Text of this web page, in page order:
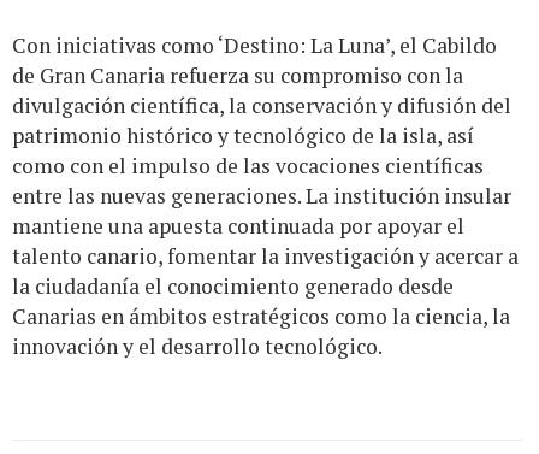
Con iniciativas como ‘Destino: La Luna’, el Cabildo
de Gran Canaria refuerza su compromiso con la
divulgación científica, la conservación y difusión del
patrimonio histórico y tecnológico de la isla, así
como con el impulso de las vocaciones científicas
entre las nuevas generaciones. La institución insular
mantiene una apuesta continuada por apoyar el
talento canario, fomentar la investigación y acercar a
la ciudadanía el conocimiento generado desde
Canarias en ámbitos estratégicos como la ciencia, la
innovación y el desarrollo tecnológico.